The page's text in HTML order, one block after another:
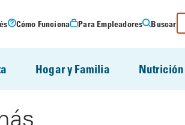
Cómo Funciona Para Empleadores Buscar
Hogar y Familia Nutrición